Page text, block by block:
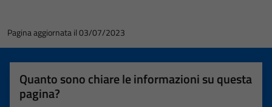
Pagina aggiornata il 03/07/2023
Quanto sono chiare le informazioni su questa
pagina?